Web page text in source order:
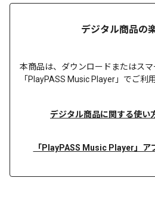
デジタル商品の
本商品は、 ダウンロードまたはス
「PlayPASS Music Player」でご利
デジタル商品に関する使い
「PlayPASS Music Player」ア